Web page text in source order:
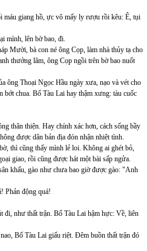
máu giang hồ, ực vô mấy ly rượu rồi kêu: Ê, tụi
mình, lên bờ bao, đi.
Mười, bà con né ông Cọp, làm nhà thủy tạ cho
thưởng lãm, ông Cọp ngồi trên bờ bao nuốt
ông Thoại Ngọc Hầu ngày xưa, nạo và vét cho
bớt chua. Bố Tàu Lai hay thậm xưng: tàu cuốc
thân thiện. Hay chính xác hơn, cách sống bầy
được dân bản địa đón nhận nhiệt tình.
thì cũng thấy mình lẻ loi. Không ai ghét bỏ,
giao, rồi cũng được hát một bài sấp ngửa.
khấu, gào như chưa bao giờ được gào: "Anh
Phản động quá!
đi, như thất trận. Bố Tàu Lai hậm hực: Về, liên
Bố Tàu Lai giấu riệt. Đêm buồn thất trận đó